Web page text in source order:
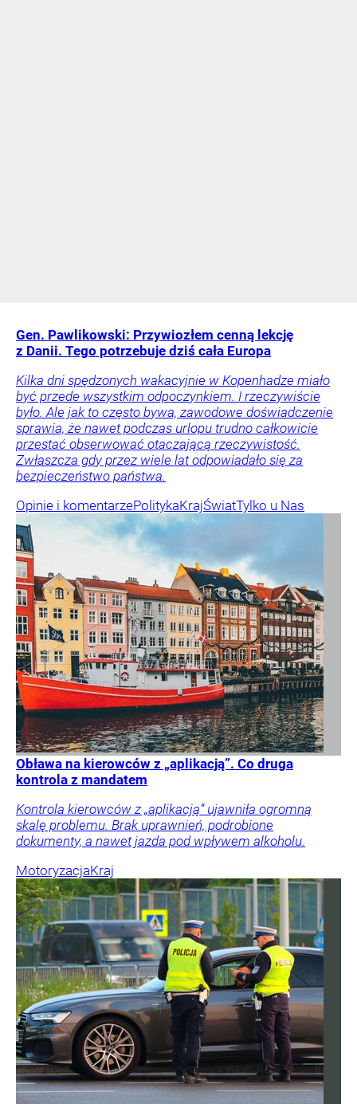
Gen. Pawlikowski: Przywiozłem cenną lekcję
z Danii. Tego potrzebuje dziś cała Europa
Kilka dni spędzonych wakacyjnie w Kopenhadze miało
być przede wszystkim odpoczynkiem. I rzeczywiście
było. Ale jak to często bywa, zawodowe doświadczenie
sprawia, że nawet podczas urlopu trudno całkowicie
przestać obserwować otaczającą rzeczywistość.
Zwłaszcza gdy przez wiele lat odpowiadało się za
bezpieczeństwo państwa.
Opinie i komentarzePolitykaKrajŚwiatTylko u Nas
Obława na kierowców z „aplikacją”. Co druga
kontrola z mandatem
Kontrola kierowców z „aplikacją” ujawniła ogromną
skalę problemu. Brak uprawnień, podrobione
dokumenty, a nawet jazda pod wpływem alkoholu.
MotoryzacjaKraj